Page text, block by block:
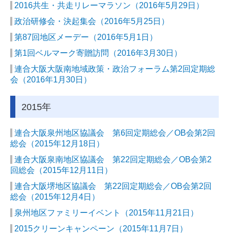
2016共生・共走リレーマラソン（2016年5月29日）
政治研修会・決起集会（2016年5月25日）
第87回地区メーデー（2016年5月1日）
第1回ベルマーク寄贈訪問（2016年3月30日）
連合大阪大阪南地域政策・政治フォーラム第2回定期総
会（2016年1月30日）
2015年
連合大阪泉州地区協議会 第6回定期総会／OB会第2回
総会（2015年12月18日）
連合大阪泉南地区協議会 第22回定期総会／OB会第2
回総会（2015年12月11日）
連合大阪堺地区協議会 第22回定期総会／OB会第2回
総会（2015年12月4日）
泉州地区ファミリーイベント（2015年11月21日）
2015クリーンキャンペーン（2015年11月7日）